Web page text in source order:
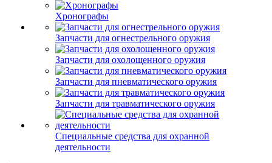
Хронографы
Запчасти для огнестрельного оружия
Запчасти для охолощенного оружия
Запчасти для пневматического оружия
Запчасти для травматического оружия
Специальные средства для охранной
деятельности